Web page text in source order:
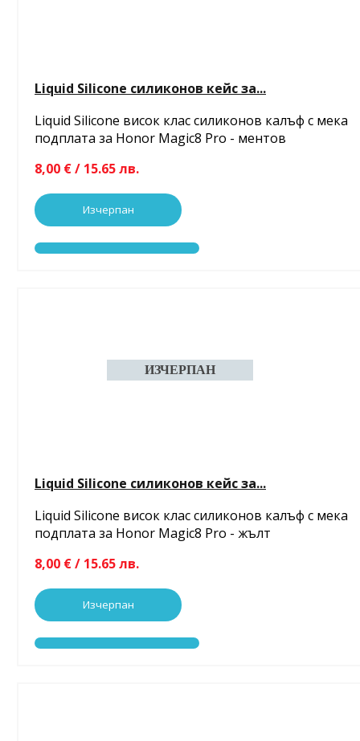
Liquid Silicone силиконов кейс за...
Liquid Silicone висок клас силиконов калъф с мека
подплата за Honor Magic8 Pro - ментов
8,00 € / 15.65 лв.
Изчерпан
Liquid Silicone силиконов кейс за...
Liquid Silicone висок клас силиконов калъф с мека
подплата за Honor Magic8 Pro - жълт
8,00 € / 15.65 лв.
Изчерпан